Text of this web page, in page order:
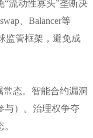
流动性寡头”垄断决
、Balancer等
监管框架，避免成
态。智能合约漏洞
与）。治理权争夺